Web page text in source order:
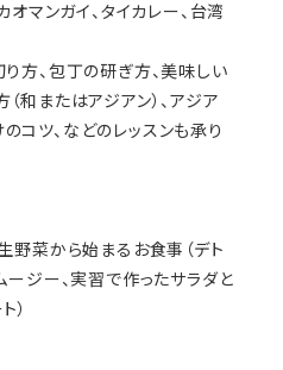
オマンガイ、タイカレー、台湾
方、包丁の研ぎ方、美味しい
和またはアジアン）、アジア
コツ、などのレッスンも承り
野菜から始まるお食事（デト
ージー、実習で作ったサラダと
）